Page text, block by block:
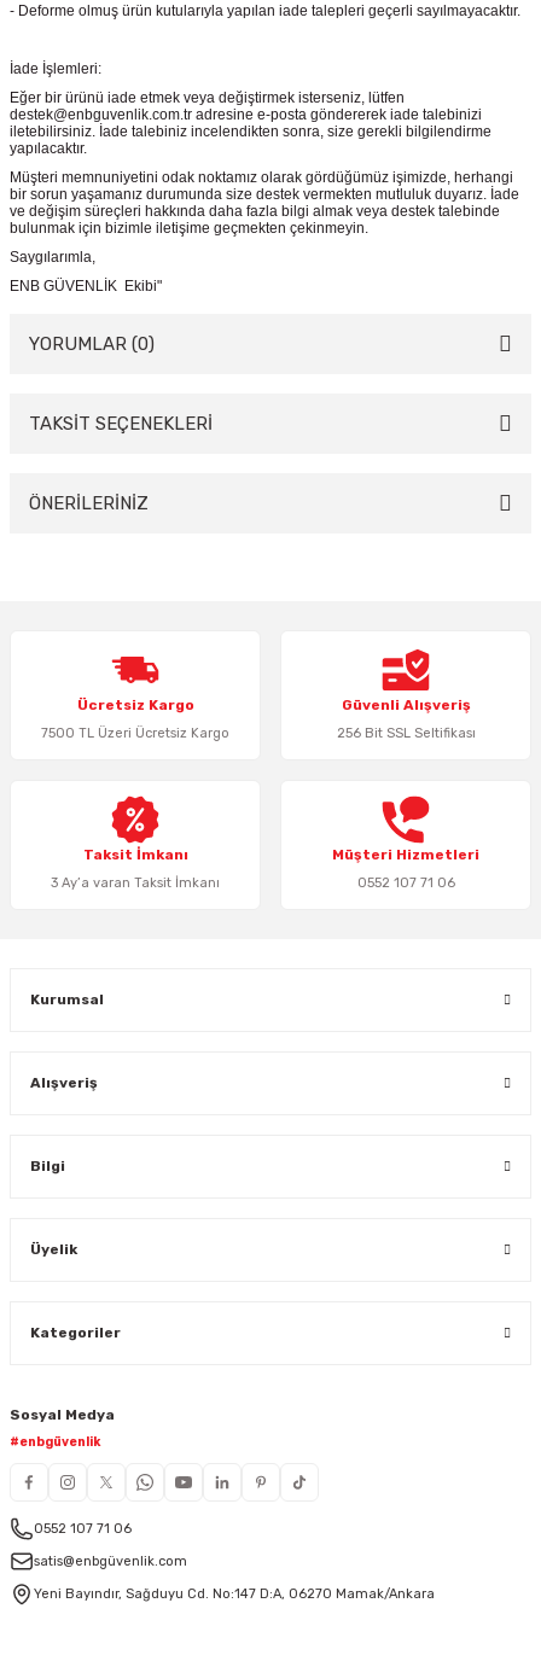
- Deforme olmuş ürün kutularıyla yapılan iade talepleri geçerli sayılmayacaktır.
İade İşlemleri:
Eğer bir ürünü iade etmek veya değiştirmek isterseniz, lütfen
destek@enbguvenlik.com.tr adresine e-posta göndererek iade talebinizi
iletebilirsiniz. İade talebiniz incelendikten sonra, size gerekli bilgilendirme
yapılacaktır.
Müşteri memnuniyetini odak noktamız olarak gördüğümüz işimizde, herhangi
bir sorun yaşamanız durumunda size destek vermekten mutluluk duyarız. İade
ve değişim süreçleri hakkında daha fazla bilgi almak veya destek talebinde
bulunmak için bizimle iletişime geçmekten çekinmeyin.
Saygılarımla,
ENB GÜVENLİK Ekibi"
YORUMLAR (0)
Bu ürüne ilk yorumu siz yapın!
TAKSİT SEÇENEKLERİ
ÖNERİLERİNİZ
Ürün resmi kalitesiz, bozuk veya görüntülenemiyor.
Ürün açıklamasında eksik bilgiler bulunuyor.
Ürün bilgilerinde hatalar bulunuyor.
Bu ürüne benzer farklı alternatifler olmalı.
Ücretsiz Kargo
7500 TL Üzeri Ücretsiz Kargo
Güvenli Alışveriş
256 Bit SSL Seltifikası
Taksit İmkanı
3 Ay’a varan Taksit İmkanı
Müşteri Hizmetleri
0552 107 71 06
Kurumsal
Alışveriş
Bilgi
Üyelik
Kategoriler
Sosyal Medya
#enbgüvenlik
0552 107 71 06
satis@enbgüvenlik.com
Yeni Bayındır, Sağduyu Cd. No:147 D:A, 06270 Mamak/Ankara